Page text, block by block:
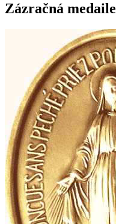
Zázračná medaile